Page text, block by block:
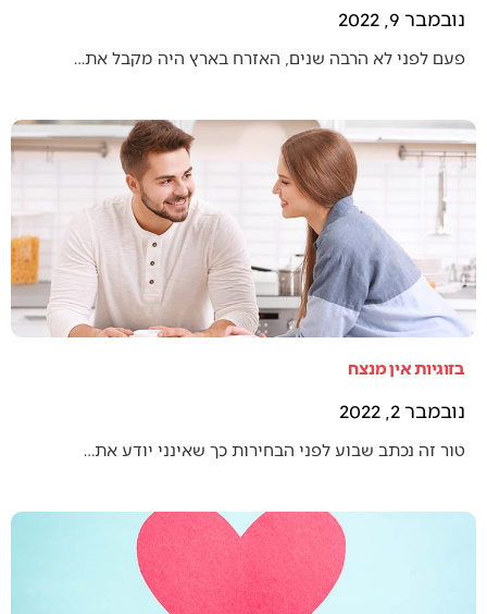
נובמבר 9, 2022
פעם לפני לא הרבה שנים, האזרח בארץ היה מקבל את…
בזוגיות אין מנצח
נובמבר 2, 2022
טור זה נכתב שבוע לפני הבחירות כך שאינני יודע את…